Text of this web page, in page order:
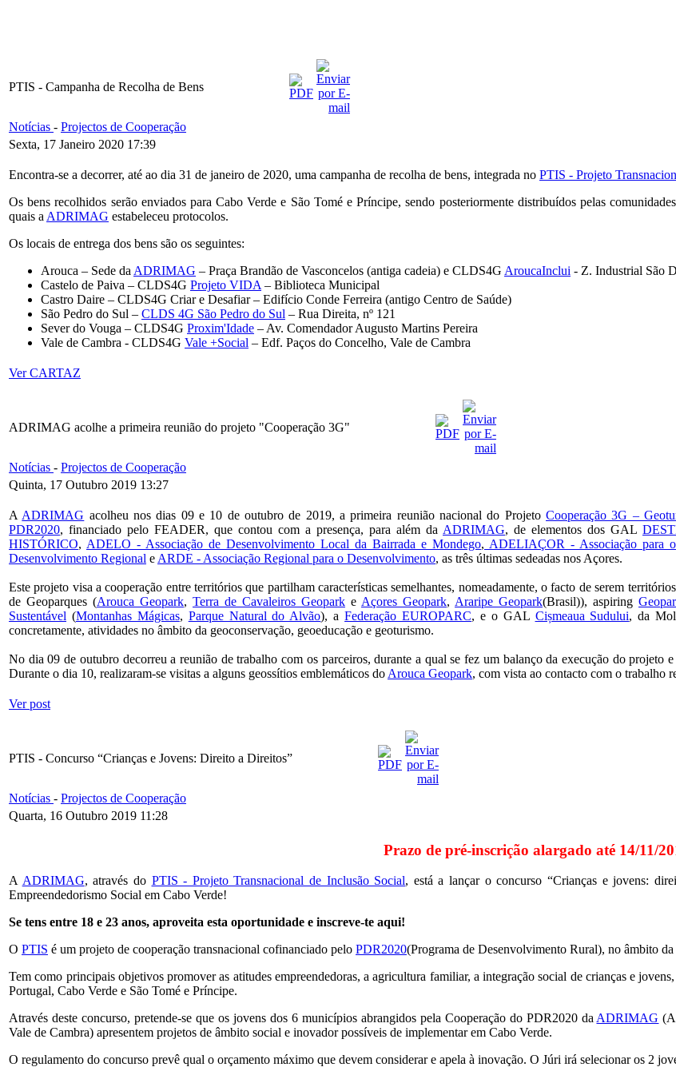
PTIS - Campanha de Recolha de Bens
Notícias - Projectos de Cooperação
Sexta, 17 Janeiro 2020 17:39
Encontra-se a decorrer, até ao dia 31 de janeiro de 2020, uma campanha de recolha de bens, integrada no PTIS - Projeto
Os bens recolhidos serão enviados para Cabo Verde e São Tomé e Príncipe, sendo posteriormente distribuídos pelas
quais a ADRIMAG estabeleceu protocolos.
Os locais de entrega dos bens são os seguintes:
Arouca – Sede da ADRIMAG – Praça Brandão de Vasconcelos (antiga cadeia) e CLDS4G AroucaInclui - Z. Industrial São
Castelo de Paiva – CLDS4G Projeto VIDA – Biblioteca Municipal
Castro Daire – CLDS4G Criar e Desafiar – Edifício Conde Ferreira (antigo Centro de Saúde)
São Pedro do Sul – CLDS 4G São Pedro do Sul – Rua Direita, nº 121
Sever do Vouga – CLDS4G Proxim'Idade – Av. Comendador Augusto Martins Pereira
Vale de Cambra - CLDS4G Vale +Social – Edf. Paços do Concelho, Vale de Cambra
Ver CARTAZ
ADRIMAG acolhe a primeira reunião do projeto "Cooperação 3G"
Notícias - Projectos de Cooperação
Quinta, 17 Outubro 2019 13:27
A ADRIMAG acolheu nos dias 09 e 10 de outubro de 2019, a primeira reunião nacional do ProjetoCooperação 3G –
PDR2020, financiado pelo FEADER, que contou com a presença, para além da ADRIMAG, de elementos dos GAL
HISTÓRICO, ADELO - Associação de Desenvolvimento Local da Bairrada e Mondego, ADELIAÇOR - Associação para
Desenvolvimento Regional e ARDE - Associação Regional para o Desenvolvimento, as três últimas sedeadas nos Açores.
Este projeto visa a cooperação entre territórios que partilham características semelhantes, nomeadamente, o facto de serem
de Geoparques (Arouca Geopark, Terra de Cavaleiros Geopark e Açores Geopark, Araripe Geopark(Brasil)), aspiring
Sustentável (Montanhas Mágicas, Parque Natural do Alvão), aFederação EUROPARC, e o GAL Cișmeaua Sudului, da
concretamente, atividades no âmbito da geoconservação, geoeducação e geoturismo.
No dia 09 de outubro decorreu a reunião de trabalho com os parceiros, durante a qual se fez um balanço da execução do projeto
Durante o dia 10, realizaram-se visitas a alguns geossítios emblemáticos do Arouca Geopark, com vista ao contacto com o trabalho
Ver post
PTIS - Concurso “Crianças e Jovens: Direito a Direitos”
Notícias - Projectos de Cooperação
Quarta, 16 Outubro 2019 11:28
Prazo de pré-inscrição alargado até 14/11/
A ADRIMAG, através do PTIS - Projeto Transnacional de Inclusão Social, está a lançar o concurso “Crianças e jovens:
Empreendedorismo Social em Cabo Verde!
Se tens entre 18 e 23 anos, aproveita esta oportunidade e inscreve-te aqui!
O PTIS é um projeto de cooperação transnacional cofinanciado pelo PDR2020(Programa de Desenvolvimento Rural), no âmbito
Tem como principais objetivos promover as atitudes empreendedoras, a agricultura familiar, a integração social de crianças e
Portugal, Cabo Verde e São Tomé e Príncipe.
Através deste concurso, pretende-se que os jovens dos 6 municípios abrangidos pela Cooperação do PDR2020 da ADRIMAG
Vale de Cambra) apresentem projetos de âmbito social e inovador possíveis de implementar em Cabo Verde.
O regulamento do concurso prevê qual o orçamento máximo que devem considerar e apela à inovação. O Júri irá selecionar os 2